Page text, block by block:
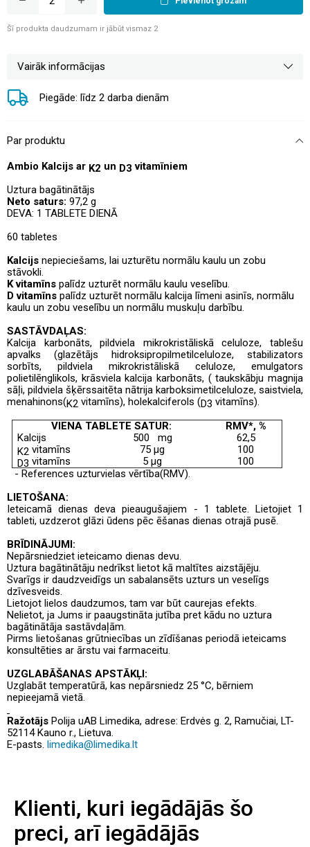
Šī produkta daudzumam ir jābūt vismaz 2
Vairāk informācijas
Piegāde: līdz 2 darba dienām
Par produktu
Ambio Kalcijs ar K2 un D3 vitamīniem
Uztura bagātinātājs
Neto saturs: 97,2 g
DEVA: 1 TABLETE DIENĀ
60 tabletes
Kalcijs nepieciešams, lai uzturētu normālu kaulu un zobu
stāvokli.
K vitamīns palīdz uzturēt normālu kaulu veselību.
D vitamīns palīdz uzturēt normālu kalcija līmeni asinīs, normālu
kaulu un zobu veselību un normālu muskuļu darbību.
SASTĀVDAĻAS:
Kalcija karbonāts, pildviela mikrokristāliskā celuloze, tablešu
apvalks (glazētājs hidroksipropilmetilceluloze, stabilizators
sorbīts, pildviela mikrokristāliskā celuloze, emulgators
polietilēnglikols, krāsviela kalcija karbonāts, (taukskābju magnija
sāļi, pildviela šķērssaitēta nātrija karboksimetilceluloze, saistviela,
menahinons(K2 vitamīns), holekalciferols (D3 vitamīns).
VIENA TABLETE SATUR:
RMV*, %
Kalcijs
500 mg
62,5
K2 vitamīns 75 μg
100
D3 vitamīns 5 µg
100
- References uzturvielas vērtība(RMV).
LIETOŠANA:
Ieteicamā dienas deva pieaugušajiem - 1 tablete. Lietojiet 1
tableti, uzdzerot glāzi ūdens pēc ēšanas dienas otrajā pusē.
BRĪDINĀJUMI:
Nepārsniedziet ieteicamo dienas devu.
Uztura bagātinātāju nedrīkst lietot kā maltītes aizstājēju.
Svarīgs ir daudzveidīgs un sabalansēts uzturs un veselīgs
dzīvesveids.
Lietojot lielos daudzumos, tam var būt caurejas efekts.
Nelietot, ja Jums ir paaugstināta jutība pret kādu no uztura
bagātinātāja sastāvdaļām.
Pirms lietošanas grūtniecības un zīdīšanas periodā ieteicams
konsultēties ar ārstu vai farmaceitu.
UZGLABĀŠANAS APSTĀKĻI:
Uzglabāt temperatūrā, kas nepārsniedz 25 °C, bērniem
nepieejamā vietā.
Ražotājs Polija uAB Limedika, adrese: Erdvės g. 2, Ramučiai, LT-
52114 Kauno r., Lietuva.
E-pasts. limedika@limedika.lt
Klienti, kuri iegādājās šo
preci, arī iegādājās